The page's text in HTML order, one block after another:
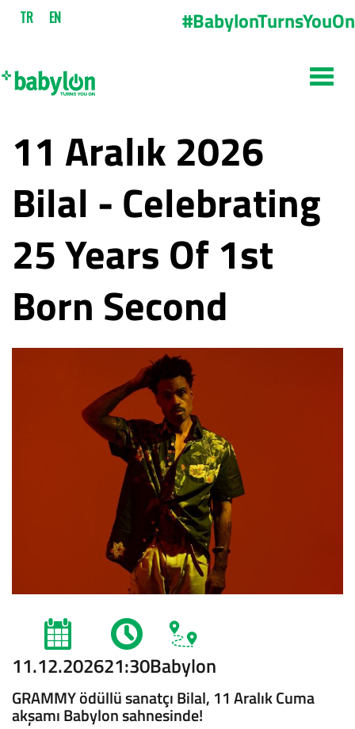
TR EN #BabylonTurnsYouOn
11 Aralık 2026
Bilal - Celebrating
25 Years Of 1st
Born Second
11.12.202621:30Babylon
GRAMMY ödüllü sanatçı Bilal, 11 Aralık Cuma
akşamı Babylon sahnesinde!